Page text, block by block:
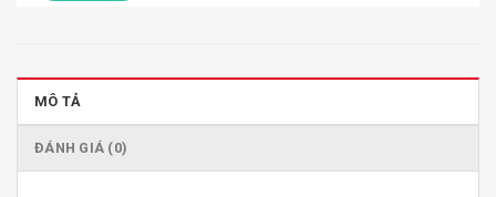
MÔ TẢ
ĐÁNH GIÁ (0)